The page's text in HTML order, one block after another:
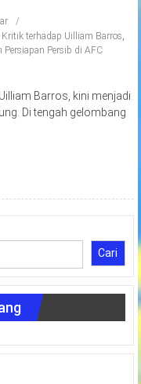
Kritik terhadap Uilliam Barros,
Persiapan Persib di AFC
Barros, kini menjadi
Di tengah gelombang
Cari